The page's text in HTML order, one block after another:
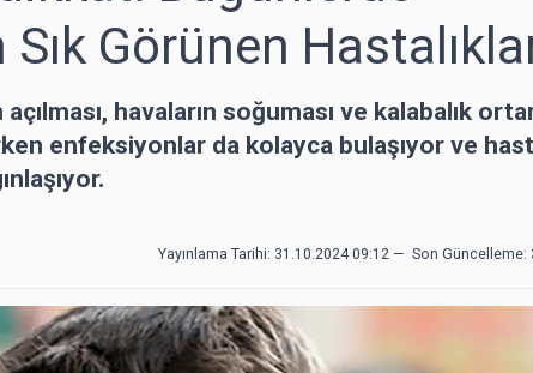
Görünen
havaların soğuması ve kalabalık
enfeksiyonlar da kolayca bulaşıyor ve
Yayınlama Tarihi: 31.10.2024 09:12 — Son Güncelleme: